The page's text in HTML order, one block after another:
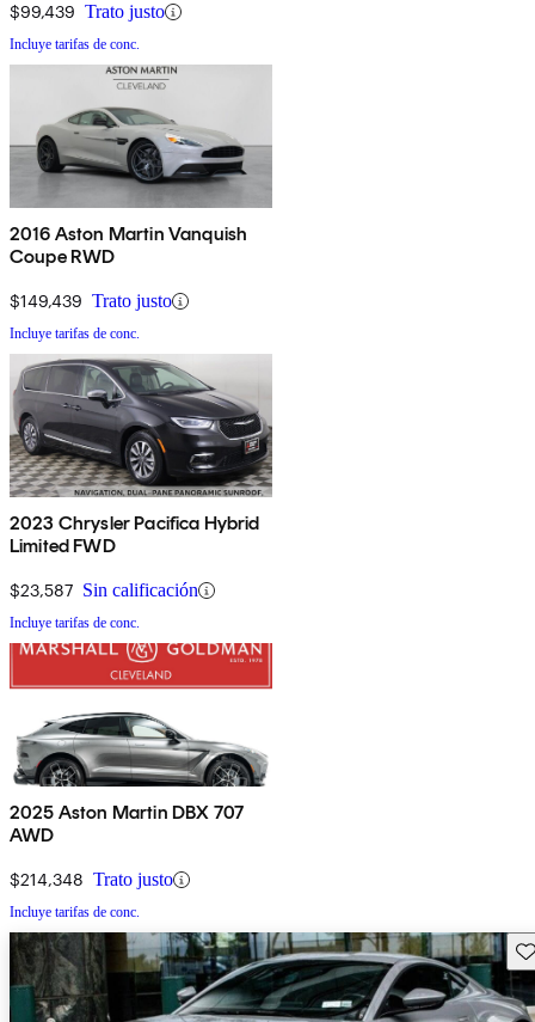
$99,439 Trato justo
Incluye tarifas de conc.
2016 Aston Martin Vanquish
Coupe RWD
$149,439 Trato justo
Incluye tarifas de conc.
2023 Chrysler Pacifica Hybrid
Limited FWD
$23,587 Sin calificación
Incluye tarifas de conc.
2025 Aston Martin DBX 707
AWD
$214,348 Trato justo
Incluye tarifas de conc.